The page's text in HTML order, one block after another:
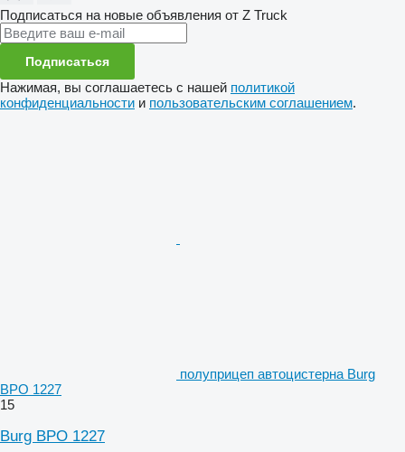
Подписаться на новые объявления от Z Truck
Подписаться
Нажимая, вы соглашаетесь с нашей политикой
конфиденциальности и пользовательским соглашением.
полуприцеп автоцистерна Burg
BPO 1227
15
Burg BPO 1227